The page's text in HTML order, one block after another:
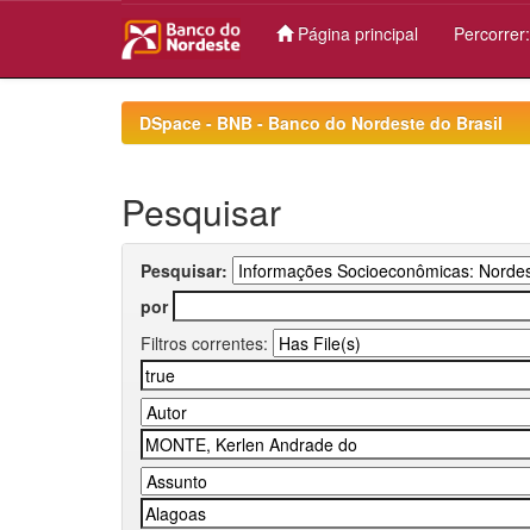
Página principal Percorrer:
DSpace - BNB - Banco do Nordeste do Brasil
Pesquisar
Pesquisar:
por
Filtros correntes: